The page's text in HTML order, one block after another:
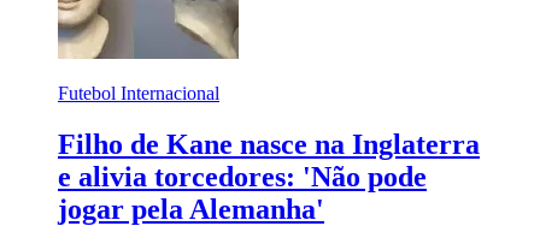
Futebol Internacional
Filho de Kane nasce na Inglaterra
e alivia torcedores: 'Não pode
jogar pela Alemanha'